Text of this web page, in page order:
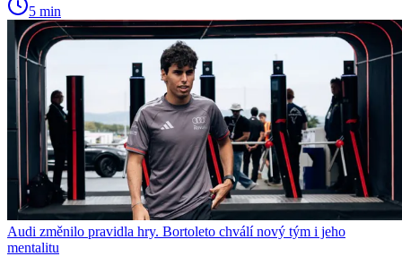
5 min
Audi změnilo pravidla hry. Bortoleto chválí nový tým i jeho
mentalitu